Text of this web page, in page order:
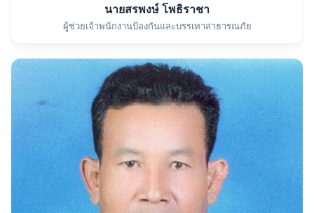
นายสรพงษ์ โพธิราชา
ผู้ช่วยเจ้าพนักงานป้องกันและบรรเทาสาธารณภัย